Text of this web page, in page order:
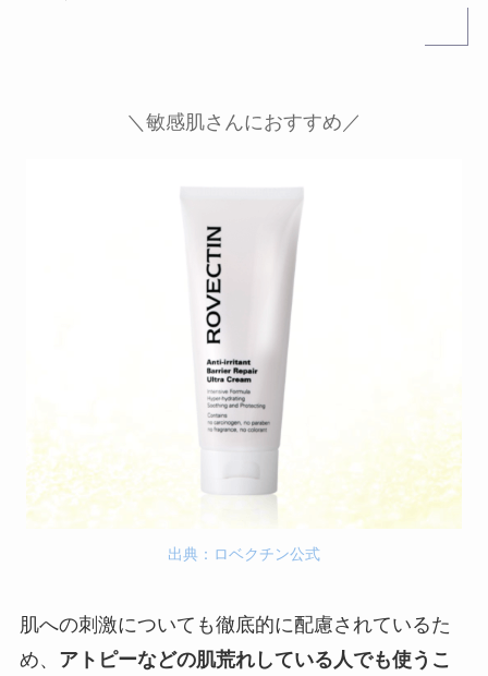
＼敏感肌さんにおすすめ／
出典：ロベクチン公式
肌への刺激についても徹底的に配慮されているた
め、 アトピーなどの肌荒れしている人でも使うこ